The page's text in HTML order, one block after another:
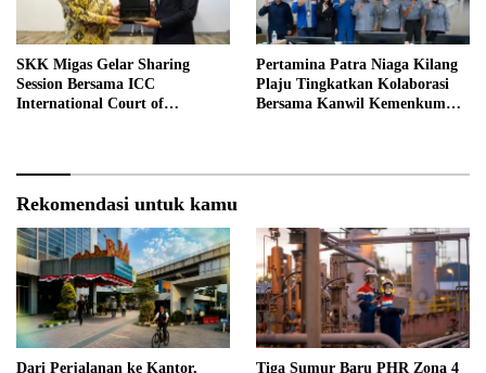
SKK Migas Gelar Sharing
Session Bersama ICC
International Court of
Pertamina Patra Niaga Kilang
Plaju Tingkatkan Kolaborasi
Bersama Kanwil Kemenkum
Rekomendasi untuk kamu
Dari Perjalanan ke Kantor,
Tiga Sumur Baru PHR Zona 4